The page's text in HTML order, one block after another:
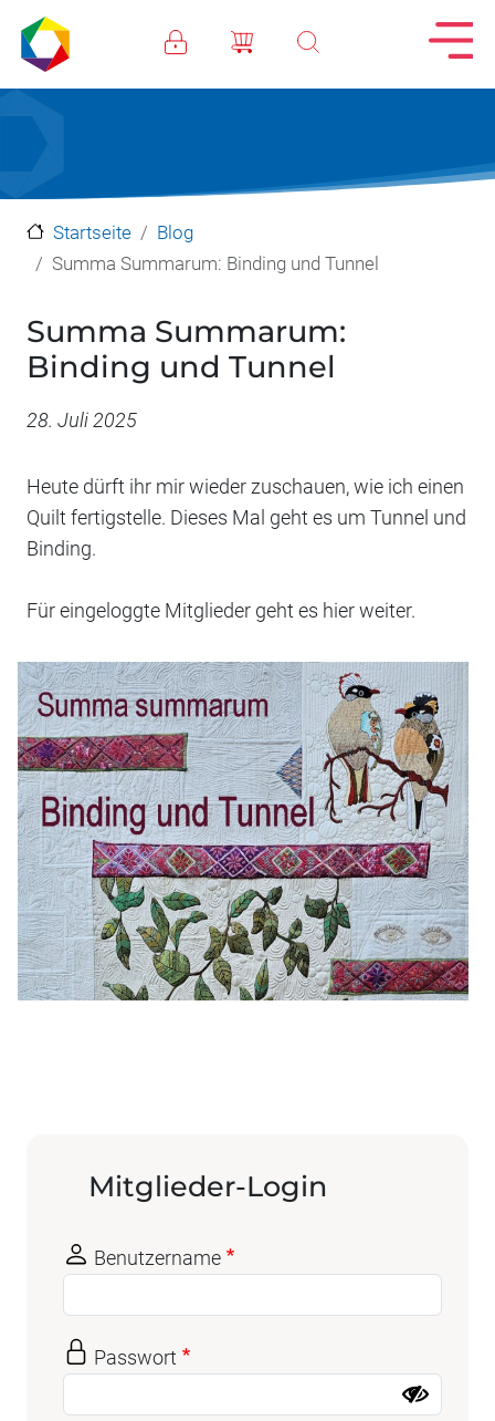
Direkt zum Inhalt
Startseite
Blog
Summa Summarum: Binding und Tunnel
Summa Summarum:
Binding und Tunnel
Datum
28. Juli 2025
Heute dürft ihr mir wieder zuschauen, wie ich einen
Quilt fertigstelle. Dieses Mal geht es um Tunnel und
Binding.
Für eingeloggte Mitglieder geht es hier weiter.
Mitglieder-Login
Benutzername
Passwort